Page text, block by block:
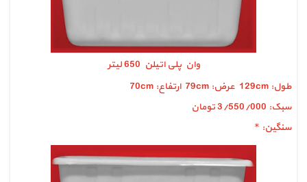
وان پلی اتیلن 650 لیتر
طول: 129cm عرض: 79cm ارتفاع: 70cm
سبک: 3/550/000 تومان
سنگین: *